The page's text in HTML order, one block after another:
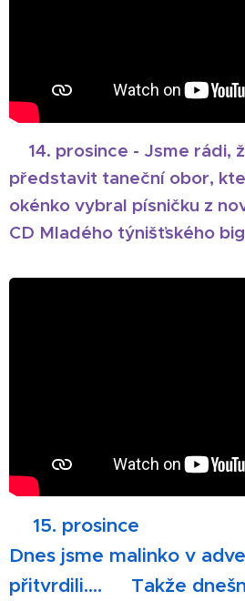
14. prosince - Jsme rádi,
představit taneční obor,
okénko vybral písničku z
CD Mladého týnišťského
15. prosince
Dnes jsme malinko v
přitvrdili.... 🤣Takže